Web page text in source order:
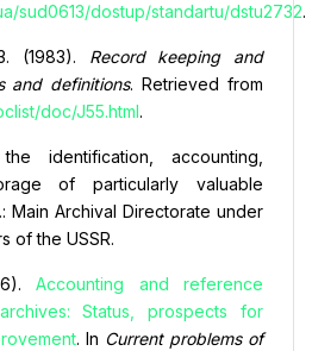
sud0613/dostup/standartu/dstu2732.
(1983). Record keeping and
and definitions. Retrieved from
doc/J55.html.
identification, accounting,
of particularly valuable
Main Archival Directorate under
of the USSR.
Accounting and reference
Status, prospects for
. In Current problems of